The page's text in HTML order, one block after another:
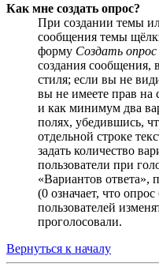
Как мне создать опрос?
При создании темы
сообщения темы
форму Создать опрос
создания сообщения,
стиля; если вы не
вы не имеете прав на
и как минимум два
полях, убедившись,
отдельной строке
задать количество
пользователи при
«Вариантов ответа»,
(0 означает, что
пользователей
проголосовали.
Вернуться к началу